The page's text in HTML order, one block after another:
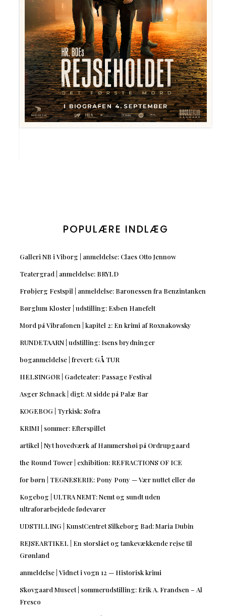
POPULÆRE INDLÆG
Galleri NB i Viborg | anmeldelse: Claes Otto Jennow
Teatergrad | anmeldelse: BRYLD
Frøbjerg Festspil | anmeldelse: Baronessen fra Benzintanken
Børglum Kloster | udstilling: Esben Hanefelt
Mord på Vibrafonen | kapitel 2: En krimi af Roxnakowsky
RUNDETAARN | udstilling: Isens brydninger
boganmeldelse | frevert: GÅ TUR
HELSINGØR | Gadeteater: Passage Festival
Asger Schnack | digt: At sidde på Palæ Bar
KOGEBOG | Tyrkisk: Sofra
KRIMI | sommer: Efterspillet
artikel | Nyt hovedværk af Hammershøi på Ordrupgaard
the Round Tower | exhibition: REFRACTIONS OF ICE
for børn | TEGNESERIE: Pony Pony — Vær nuttet eller dø
Kogebog | ULTRA NEMT: Nemt og sundt uden
ultraforarbejdede fødevarer
UDSTILLING | KunstCentret Silkeborg Bad: Maria Dubin
REJSEARTIKEL | En storslået og tankevækkende rejse til
Grønland
anmeldelse | Vidnet i vogn 12 — Historisk krimi
Skovgaard Museet | sommerudstilling: Erik A. Frandsen – Al
Fresco